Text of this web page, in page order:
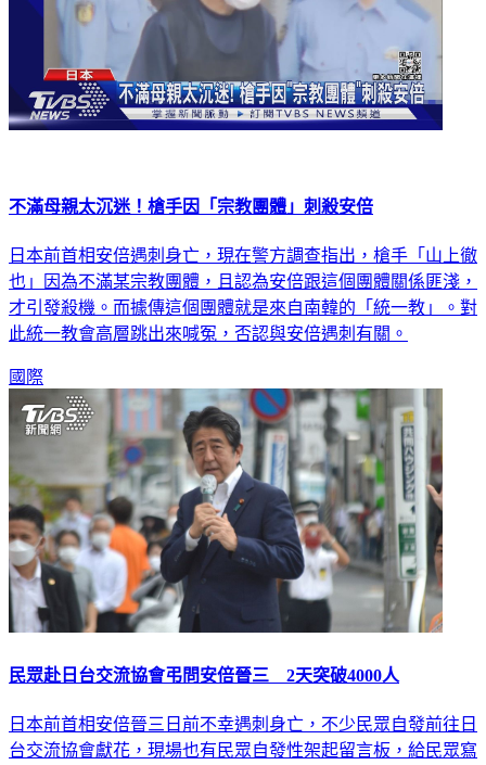
不滿母親太沉迷！槍手因「宗教團體」刺殺安倍
日本前首相安倍遇刺身亡，現在警方調查指出，槍手「山上徹
也」因為不滿某宗教團體，且認為安倍跟這個團體關係匪淺，
才引發殺機。而據傳這個團體就是來自南韓的「統一教」。對
此統一教會高層跳出來喊冤，否認與安倍遇刺有關。
國際
民眾赴日台交流協會弔問安倍晉三 2天突破4000人
日本前首相安倍晉三日前不幸遇刺身亡，不少民眾自發前往日
台交流協會獻花，現場也有民眾自發性架起留言板，給民眾寫